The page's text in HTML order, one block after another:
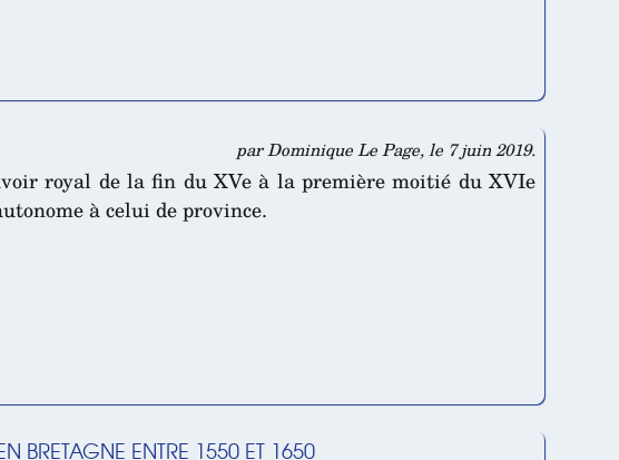
par Dominique Le Page, le 7 juin 2019.
royal de la fin du XVe à la première moitié du XVIe
à celui de province.
BRETAGNE ENTRE 1550 ET 1650